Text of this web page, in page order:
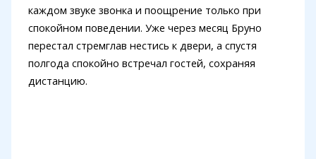
каждом звуке звонка и поощрение только при
спокойном поведении. Уже через месяц Бруно
перестал стремглав нестись к двери, а спустя
полгода спокойно встречал гостей, сохраняя
дистанцию.